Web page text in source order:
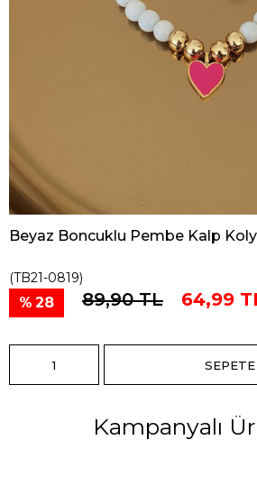
Beyaz Boncuklu Pembe Kalp
(TB21-0819)
28 89,90 TL 64,99
Kampanyalı